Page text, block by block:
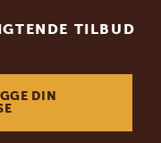
TILBUD
DIN